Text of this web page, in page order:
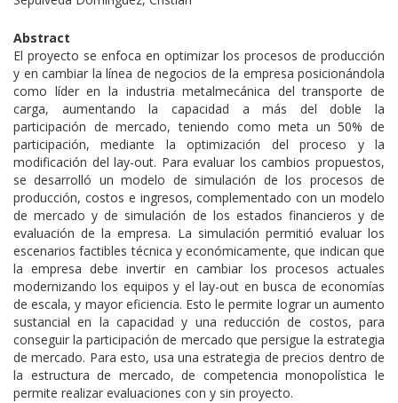
Abstract
El proyecto se enfoca en optimizar los procesos de producción
y en cambiar la línea de negocios de la empresa posicionándola
como líder en la industria metalmecánica del transporte de
carga, aumentando la capacidad a más del doble la
participación de mercado, teniendo como meta un 50% de
participación, mediante la optimización del proceso y la
modificación del lay-out. Para evaluar los cambios propuestos,
se desarrolló un modelo de simulación de los procesos de
producción, costos e ingresos, complementado con un modelo
de mercado y de simulación de los estados financieros y de
evaluación de la empresa. La simulación permitió evaluar los
escenarios factibles técnica y económicamente, que indican que
la empresa debe invertir en cambiar los procesos actuales
modernizando los equipos y el lay-out en busca de economías
de escala, y mayor eficiencia. Esto le permite lograr un aumento
sustancial en la capacidad y una reducción de costos, para
conseguir la participación de mercado que persigue la estrategia
de mercado. Para esto, usa una estrategia de precios dentro de
la estructura de mercado, de competencia monopolística le
permite realizar evaluaciones con y sin proyecto.